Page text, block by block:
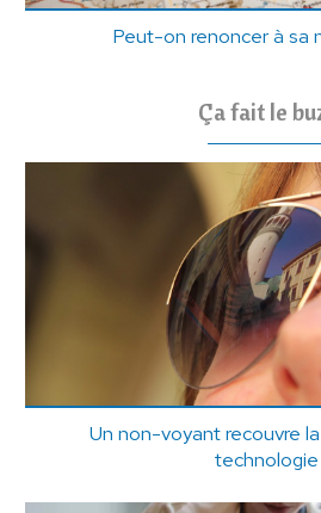
Peut-on renoncer à sa
Ça fait le
Un non-voyant recouvre
technologie